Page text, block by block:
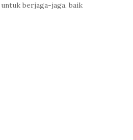
berjaga-jaga, baik